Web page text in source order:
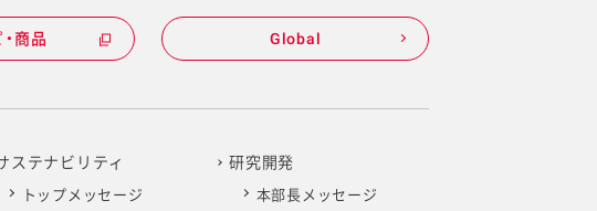
商品 Global
ステナビリティ
トップメッセージ
研究開発
本部長メッセージ